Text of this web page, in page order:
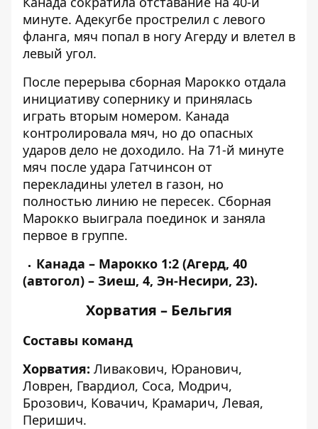
минуте. Адекугбе прострелил с левого
фланга, мяч попал в ногу Агерду и влетел в
левый угол.
После перерыва сборная Марокко отдала
инициативу сопернику и принялась
играть вторым номером. Канада
контролировала мяч, но до опасных
ударов дело не доходило. На 71-й минуте
мяч после удара Гатчинсон от
перекладины улетел в газон, но
полностью линию не пересек. Сборная
Марокко выиграла поединок и заняла
первое в группе.
Канада – Марокко 1:2 (Агерд, 40
(автогол) – Зиеш, 4, Эн-Несири, 23).
Хорватия – Бельгия
Составы команд
Хорватия: Ливакович, Юранович,
Ловрен, Гвардиол, Соса, Модрич,
Брозович, Ковачич, Крамарич, Левая,
Перишич.